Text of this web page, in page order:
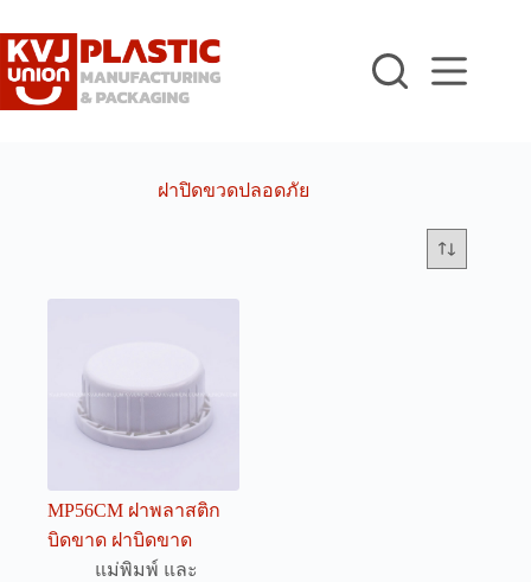
to
content
ฝาปิดขวดปลอดภัย
MP56CM ฝาพลาสติก
บิดขาด ฝาบิดขาด
แม่พิมพ์ และ